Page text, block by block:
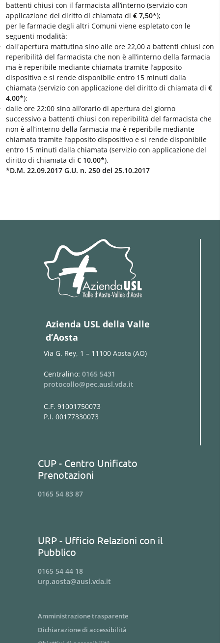
battenti chiusi con il farmacista all’interno (servizio con
applicazione del diritto di chiamata di € 7,50*);
per le farmacie degli altri Comuni viene espletato con le
seguenti modalità:
dall'apertura mattutina sino alle ore 22,00 a battenti chiusi con
reperibilità del farmacista che non è all’interno della farmacia
ma è reperibile mediante chiamata tramite l’apposito
dispositivo e si rende disponibile entro 15 minuti dalla
chiamata (servizio con applicazione del diritto di chiamata di €
4,00*);
dalle ore 22:00 sino all’orario di apertura del giorno
successivo a battenti chiusi con reperibilità del farmacista che
non è all’interno della farmacia ma è reperibile mediante
chiamata tramite l’apposito dispositivo e si rende disponibile
entro 15 minuti dalla chiamata (servizio con applicazione del
diritto di chiamata di € 10,00*).
*D.M. 22.09.2017 G.U. n. 250 del 25.10.2017
Azienda USL della Valle
d’Aosta
Via G. Rey, 1 – 11100 Aosta (AO)
Centralino: 0165 5431
protocollo@pec.ausl.vda.it
C.F. 91001750073
P.I. 00177330073
CUP - Centro Unificato
Prenotazioni
0165 54 83 87
URP - Ufficio Relazioni con il
Pubblico
0165 54 44 18
urp.aosta@ausl.vda.it
Amministrazione trasparente
Dichiarazione di accessibilità